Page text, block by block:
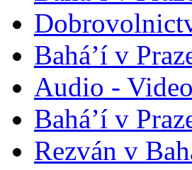
Bahá’í v
Audio - Video
Bahá’í v
Rezván v